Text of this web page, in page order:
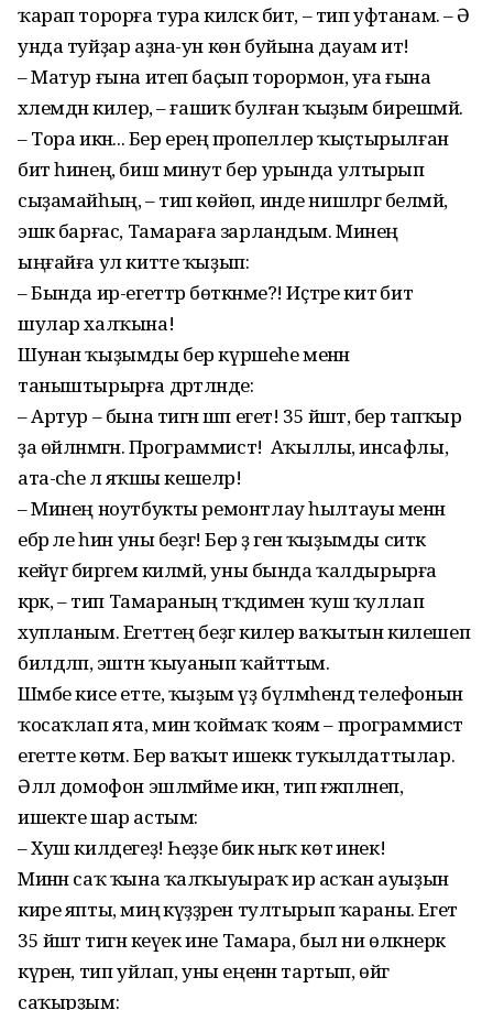
ҡарап торорға тура киләсәк бит, – тип уфтанам. – Ә
унда туйҙар аҙна-ун көн буйына дауам итә!
– Матур ғына итеп баҫып торормон, уға ғына
хәлемдән килер, – ғашиҡ булған ҡыҙым бирешмәй.
– Тора икән... Бер ереңә пропеллер ҡыҫтырылған
бит һинең, биш минут бер урында ултырып
сыҙамайһың, – тип көйөп, инде нишләргә белмәй,
эшкә барғас, Тамараға зарландым. Минең
ыңғайға ул китте ҡыҙып:
– Бында ир-егеттәр бөткәнме?! Иҫтәре китә бит
шулар халҡына!
Шунан ҡыҙымды бер күршеһе менән
таныштырырға дәртләнде:
– Артур – бына тигән шәп егет! 35 йәштә, бер тапҡыр
ҙа өйләнмәгән. Программист! Аҡыллы, инсафлы,
ата-әсәһе лә яҡшы кешеләр!
– Минең ноутбукты ремонтлау һылтауы менән
ебәр әле һин уны беҙгә! Бер ҙә генә ҡыҙымды ситкә
кейәүгә биргем килмәй, уны бында ҡалдырырға
кәрәк, – тип Тамараның тәҡдимен ҡуш ҡуллап
хупланым. Егеттең беҙгә килер ваҡытын килешеп
билдәләп, эштән ҡыуанып ҡайттым.
Шәмбе кисе етте, ҡыҙым үҙ бүлмә­һендә телефонын
ҡосаҡлап ята, мин ҡоймаҡ ҡоям – программист
егетте көтәм. Бер ваҡыт ишеккә туҡылдатты­лар.
Әллә домофон эшләмәйме икән, тип ғәжәпләнеп,
ишекте шар астым:
– Хуш килдегеҙ! Һеҙҙе бик ныҡ көтә инек!
Минән саҡ ҡына ҡалҡыуыраҡ ир асҡан ауыҙын
кире япты, миңә күҙҙәрен тултырып ҡараны. Егет
35 йәштә тигән кеүек ине Тамара, был ни өлкәнерәк
күренә, тип уйлап, уны еңенән тартып, өйгә
саҡырҙым: